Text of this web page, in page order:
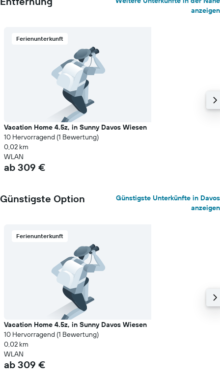
anzeigen
Ferienunterkunft
Vacation Home 4.5z, in Sunny Davos Wiesen
10 Hervorragend (1 Bewertung)
0,02 km
WLAN
ab 309 €
Günstigste Option
Günstigste Unterkünfte in Davos
anzeigen
Ferienunterkunft
Vacation Home 4.5z, in Sunny Davos Wiesen
10 Hervorragend (1 Bewertung)
0,02 km
WLAN
ab 309 €